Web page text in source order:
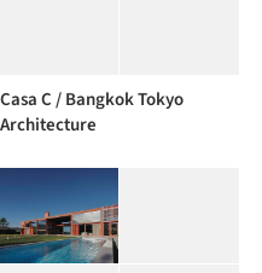
Casa C / Bangkok Tokyo
Architecture